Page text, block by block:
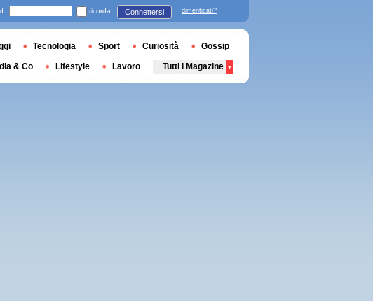
ricorda Connettersi dimenticati?
Tecnologia Sport Curiosità Gossip
& Co Lifestyle Lavoro Tutti i Magazine